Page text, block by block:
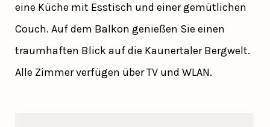
eine Küche mit Esstisch und einer gemütlichen
Couch. Auf dem Balkon genießen Sie einen
traumhaften Blick auf die Kaunertaler Bergwelt.
Alle Zimmer verfügen über TV und WLAN.